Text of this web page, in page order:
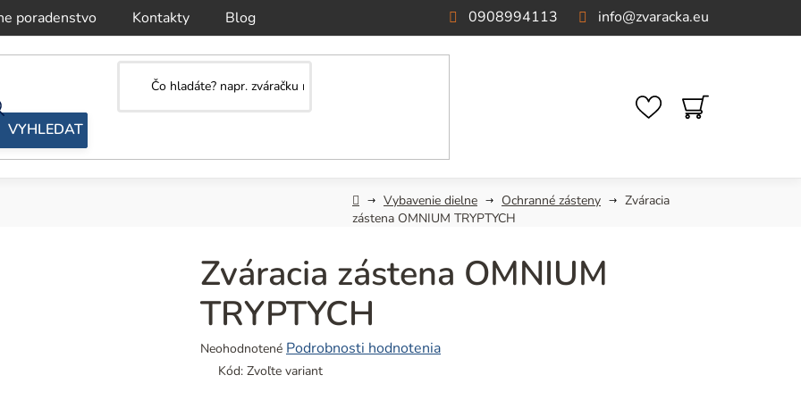
poradenstvo Kontakty Blog info@zvaracka.eu
0908994113
NÁKUPNÝ
KOŠÍK
DomovVybavenie dielne Ochranné zásteny
Zváracia
zástena OMNIUM TRYPTYCH
Zváracia zástena OMNIUM
TRYPTYCH
Priemerné
hodnotenie
Neohodnotené Podrobnosti hodnotenia
Kód: Zvoľte variant